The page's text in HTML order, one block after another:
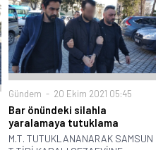
Gündem 20 Ekim 2021 05:45
Bar önündeki silahla
yaralamaya tutuklama
M.T. TUTUKLANANARAK SAMSUN